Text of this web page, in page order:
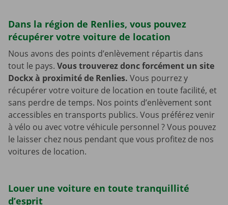
Dans la région de Renlies, vous pouvez
récupérer votre voiture de location
Nous avons des points d’enlèvement répartis dans
tout le pays. Vous trouverez donc forcément un site
Dockx à proximité de Renlies. Vous pourrez y
récupérer votre voiture de location en toute facilité, et
sans perdre de temps. Nos points d’enlèvement sont
accessibles en transports publics. Vous préférez venir
à vélo ou avec votre véhicule personnel ? Vous pouvez
le laisser chez nous pendant que vous profitez de nos
voitures de location.
Louer une voiture en toute tranquillité
d’esprit